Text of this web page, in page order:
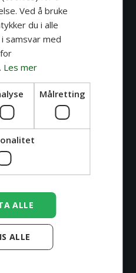
Black n' Grey
Ved å bruke
du i alle
samsvar med
Les mer
Målretting
ALLE
ALLE